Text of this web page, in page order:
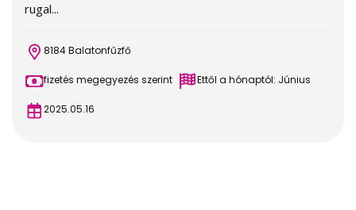
rugal...
8184 Balatonfűzfő
fizetés megegyezés szerint Ettől a hónaptól: Június
2025.05.16